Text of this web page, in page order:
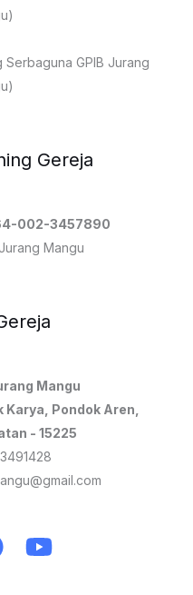
GPIB Jurang
Gereja
002-3457890
Mangu
Mangu
Pondok Aren,
- 15225